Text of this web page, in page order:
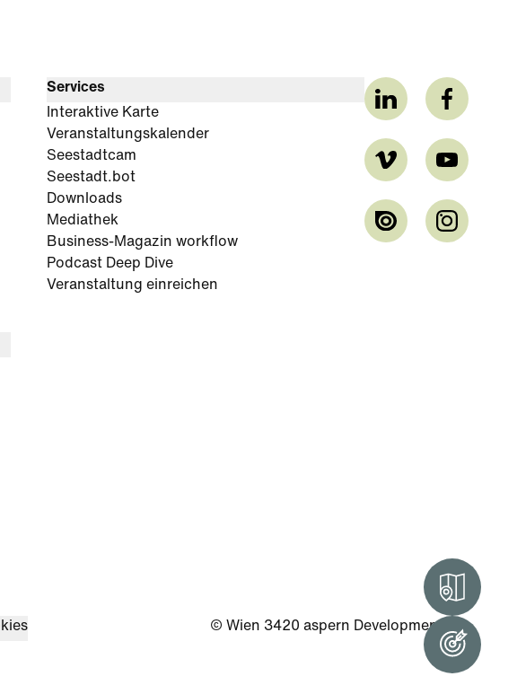
Services
Interaktive Karte
Veranstaltungskalender
Seestadtcam
Seestadt.bot
Downloads
Mediathek
Business-Magazin workflow
Podcast Deep Dive
Veranstaltung einreichen
© Wien 3420 aspern Development AG